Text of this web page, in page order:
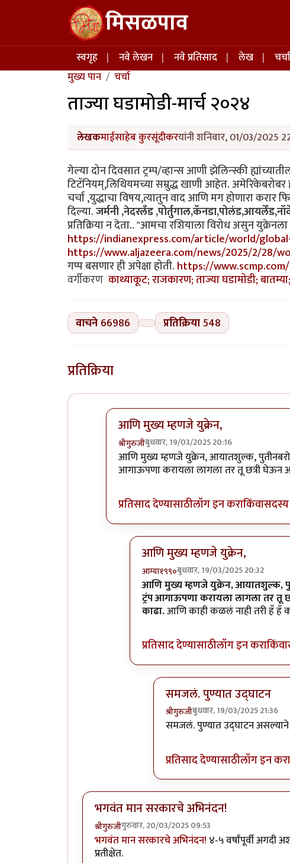
Skip to main content मिसळपाव
Main navigation
स्वगृह नवे लेखन नवे प्रतिसाद लेख चर्चा
मुख्य पान
चर्चा
ताज्या घडामोडी-मार्च २०२४
लेखकमाईसाहेब कुरसूंदीकरयांनी शनिवार, 01/03/2025
गेल्या दोन दिवसात ट्रम्प/व्हान्स आणी झेलिन्स्की
टिटॅनियम्,लिथियमच्या सम्रुद्ध खाणी आहेत.
चर्चा ,युद्धाचा विषय,त्यातुन वाद आणि मग होणारा करार
दिल्या.जर्मनी ,नेदरलँड
प्रतिक्रिया न देता.. "आमचा रशियाला विरोध असुन
https://indianexpress.com/article/world/
https://www.aljazeera.com/news/2025/2/28/
गप्प बसणार ही अपेक्षा होती.https://
वर्गीकरण काथ्याकूट; राजकारण; ताज्या घडामोडी;
वाचने 66986 प्रतिक्रिया548
प्रतिक्रिया
आणि मुख्य म्हणजे युक्रेन,
श्रीगुरुजीबुधवार, 19/03/2025 20:16
In reply toत्या असतीलच माईडे, पण तुलाby
आणि मुख्य म्हणजे युक्रेन, आयातशुल्क,
आगाऊपणा करायला लागला तर तू छत्री घेऊन
प्रतिसाद देण्यासाठीलॉग इन कराकिंवासदस्य
आणि मुख्य म्हणजे युक्रेन,
आग्या१९९०बुधवार, 19/03/2025 20:32
In reply toआणि मुख्य म्हणजे युक्रेन,
आणि मुख्य म्हणजे युक्रेन, आयातशुल्क,
ट्रंप आगाऊपणा करायला लागला तर तू
काढा.आणि काही कळलं नाही तरी हॅ हॅ
प्रतिसाद देण्यासाठीलॉग इन कराकिंवा
समजलं. पुण्यात उद्घाटन
श्रीगुरुजीबुधवार, 19/03/2025 21:36
In reply toआणि मुख्य म्हणजे
समजलं. पुण्यात उद्घाटन असल्याने
प्रतिसाद देण्यासाठीलॉग इन करा
भगवंत मान सरकारचे अभिनंदन!
श्रीगुरुजीगुरुवार, 20/03/2025 09:53
भगवंत मान सरकारचे अभिनंदन! ४-५ वर्षांपूर्वी अगदी
प्रतीक्षेत.